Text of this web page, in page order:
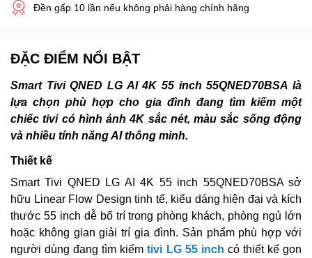
Đền gấp 10 lần nếu không phải hàng chính hãng
ĐẶC ĐIỂM NỔI BẬT
Smart Tivi QNED LG AI 4K 55 inch 55QNED70BSA là
lựa chọn phù hợp cho gia đình đang tìm kiếm một
chiếc tivi có hình ảnh 4K sắc nét, màu sắc sống động
và nhiều tính năng AI thông minh.
Thiết kế
Smart Tivi QNED LG AI 4K 55 inch 55QNED70BSA sở
hữu Linear Flow Design tinh tế, kiểu dáng hiện đại và kích
thước 55 inch dễ bố trí trong phòng khách, phòng ngủ lớn
hoặc không gian giải trí gia đình. Sản phẩm phù hợp với
người dùng đang tìm kiếmtivi LG 55 inch có thiết kế gọn